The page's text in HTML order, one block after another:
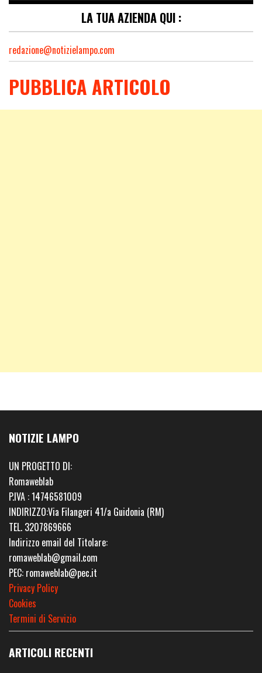
LA TUA AZIENDA QUI :
redazione@notizielampo.com
PUBBLICA ARTICOLO
NOTIZIE LAMPO
UN PROGETTO DI:
Romaweblab
P.IVA : 14746581009
INDIRIZZO:Via Filangeri 41/a Guidonia (RM)
TEL. 3207869666
Indirizzo email del Titolare:
romaweblab@gmail.com
PEC: romaweblab@pec.it
Privacy Policy
Cookies
Termini di Servizio
ARTICOLI RECENTI